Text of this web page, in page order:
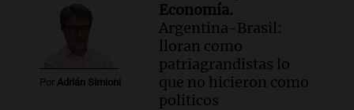
Por Adrián Simioni
Economía.
Argentina-Brasil:
lloran como
patriagrandistas lo
que no hicieron como
politicos